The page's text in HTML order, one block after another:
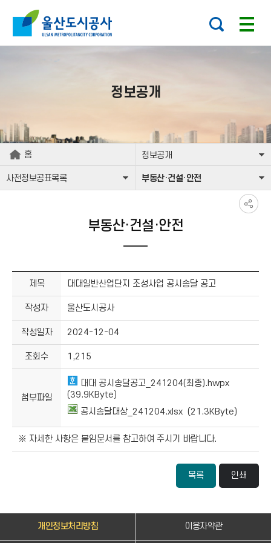
본문으로가기
주요 메뉴로 건너뛰기
정보공개
홈 정보공개
사전정보공표목록 부동산·건설·안전
부동산·건설·안전
제목 대대일반산업단지 조성사업 공시송달 공고
작성자 울산도시공사
작성일자 2024-12-04
조회수 1,215
첨부파일
대대 공시송달공고_241204(최종).hwpx
(39.9KByte)
공시송달대상_241204.xlsx (21.3KByte)
※ 자세한 사항은 붙임문서를 참고하여 주시기 바랍니다.
목록 인쇄
개인정보처리방침 이용자약관